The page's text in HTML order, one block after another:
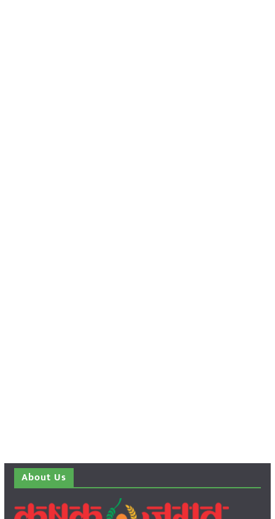
About Us